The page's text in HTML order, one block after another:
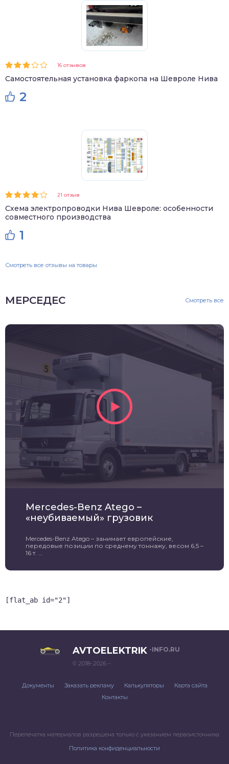
16 отзывов
Самостоятельная установка фаркопа на Шевроле Нива
2
21 отзыв
Схема электропроводки Нива Шевроле: особенности
совместного производства
1
Смотреть все отзывы на товары
МЕРСЕДЕС Смотреть все
Mercedes-Benz Atego –
«неубиваемый» грузовик
Mercedes-Benz Atego – занимает европейские,
передовые позиции по среднему тоннажу, весом 6,5 –
16 т. ...
[flat_ab id="2"]
AVTOELEKTRIK -INFO.RU
© 2018–2026 –
Документы Заказать рекламу Калькуляторы
Карта сайта
Контакты
Перепечатка материалов разрешена только с указанием первоисточника
Политика конфиденциальности